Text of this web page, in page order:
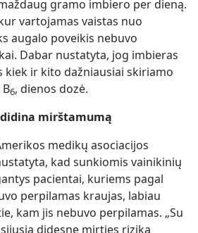
gramo imbiero per dieną.
vartojamas vaistas nuo
augalo poveikis nebuvo
Dabar nustatyta, jog imbieras
kiek ir kito dažniausiai skiriamo
6, dienos dozė.
mirštamumą
medikų asociacijos
kad sunkiomis vainikinių
pacientai, kuriems pagal
perpilamas kraujas, labiau
kam jis nebuvo perpilamas. „Su
didesnę mirties riziką